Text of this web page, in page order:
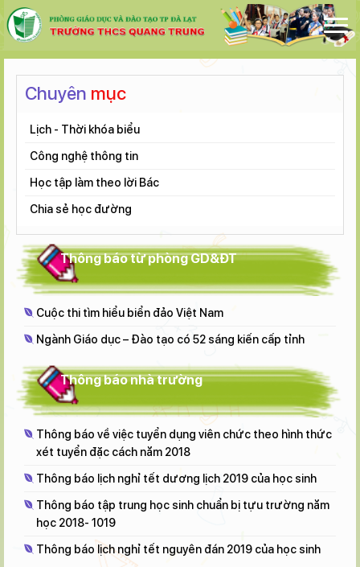
Chuyên mục
Lịch - Thời khóa biểu
Công nghệ thông tin
Học tập làm theo lời Bác
Chia sẻ học đường
Thông báo từ phòng GD&ĐT
Cuộc thi tìm hiểu biển đảo Việt Nam
Ngành Giáo dục – Đào tạo có 52 sáng kiến cấp tỉnh
Thông báo nhà trường
Thông báo về việc tuyển dụng viên chức theo hình thức
xét tuyển đặc cách năm 2018
Thông báo lịch nghỉ tết dương lịch 2019 của học sinh
Thông báo tập trung học sinh chuẩn bị tựu trường năm
học 2018- 1019
Thông báo lịch nghỉ tết nguyên đán 2019 của học sinh